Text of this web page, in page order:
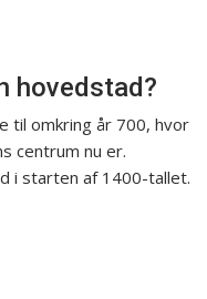
hovedstad?
til omkring år 700, hvor
centrum nu er.
i starten af 1400-tallet.